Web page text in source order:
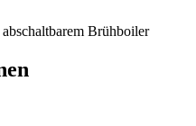
Brühboiler